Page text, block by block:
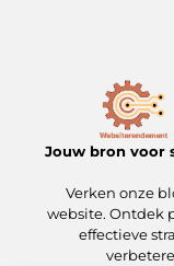
Jouw bron voor
Verken onze
website. Ontdek
effectieve